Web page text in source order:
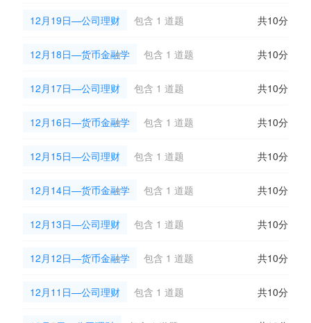
12月19日—公司理财 包含 1 道题 共10分
12月18日—货币金融学 包含 1 道题 共10分
12月17日—公司理财 包含 1 道题 共10分
12月16日—货币金融学 包含 1 道题 共10分
12月15日—公司理财 包含 1 道题 共10分
12月14日—货币金融学 包含 1 道题 共10分
12月13日—公司理财 包含 1 道题 共10分
12月12日—货币金融学 包含 1 道题 共10分
12月11日—公司理财 包含 1 道题 共10分